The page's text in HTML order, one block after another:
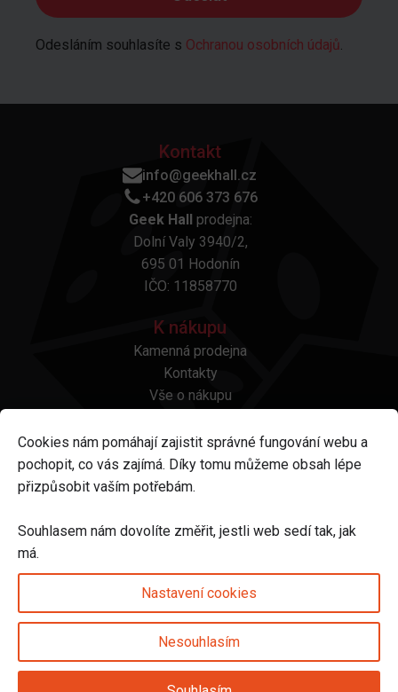
Odesláním souhlasíte s Ochranou osobních údajů
Kontakt
info@geekhall.cz
+420 606 373 676
Geek Hall prodejna:
Dolní Valy 3940/2,
695 01 Hodonín
IČO: 11858770
K nákupu
Kamenná prodejna
Kontakty
Vše o nákupu
Platba a doprava
Reklamace a vrácení
Obchodní podmínky
Odstoupení od smlouvy
Sledujte nás na
Cookies nám pomáhají zajistit správné fungování webu a
pochopit, co vás zajímá. Díky tomu můžeme obsah lépe
přizpůsobit vaším potřebám.
Souhlasem nám dovolíte změřit, jestli web sedí tak, jak
má.
Nastavení cookies
Nesouhlasím